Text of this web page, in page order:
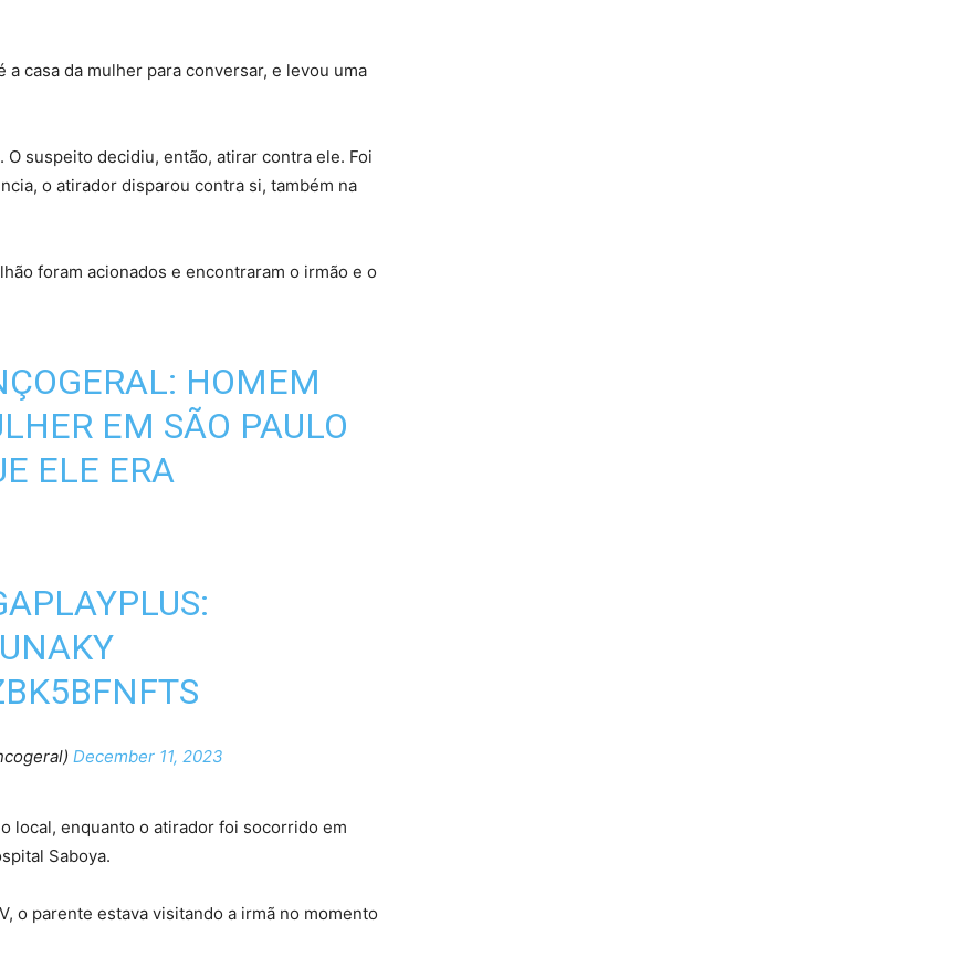
casa da mulher para conversar, e levou uma
suspeito decidiu, então, atirar contra ele. Foi
o atirador disparou contra si, também na
foram acionados e encontraram o irmão e o
: HOMEM
EM SÃO PAULO
ELE ERA
:
December 11, 2023
local, enquanto o atirador foi socorrido em
Saboya.
o parente estava visitando a irmã no momento